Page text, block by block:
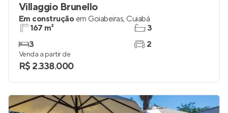
Villaggio Brunello
Em construção em Goiabeiras, Cuiabá
167 m²
3
3
2
Venda a partir de
R$ 2.338.000